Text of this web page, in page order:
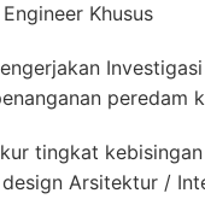
Khusus
peredam
tingkat
Arsitektur /